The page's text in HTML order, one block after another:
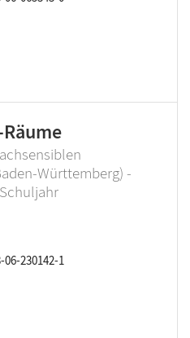
Württemberg) -
230142-1